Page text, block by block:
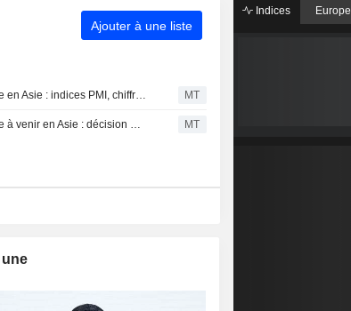
Ajouter à une liste
Semaine en Asie : indices PMI, chiffres de l'inflation et données commerciales MT
Semaine à venir en Asie : décision de la Fed, déluge de données au Japon et production industrielle MT
Indices Europe